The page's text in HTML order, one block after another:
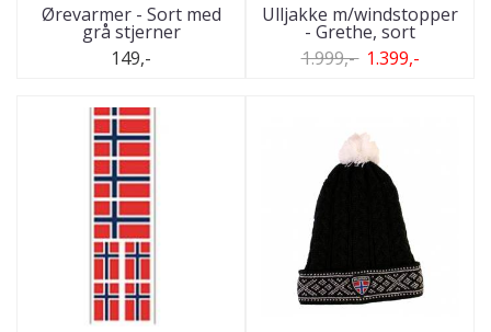
Ørevarmer - Sort med
grå stjerner
149,-
Ulljakke m/windstopper
- Grethe, sort
1.999,- 1.399,-